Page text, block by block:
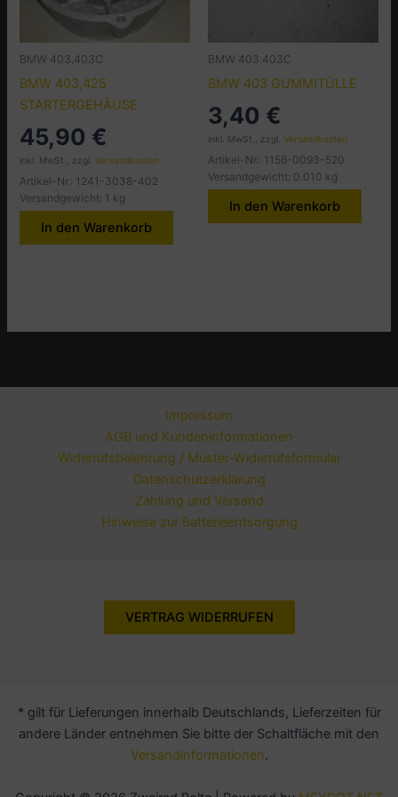
BMW 403.403C
BMW 403,425
STARTERGEHÄUSE
45,90 €
inkl. MwSt., zzgl.Versandkosten
Artikel-Nr.: 1241-3038-402
Versandgewicht: 1 kg
In den Warenkorb
BMW 403.403C
BMW 403 GUMMITÜLLE
3,40 €
inkl. MwSt., zzgl. Versandkosten
Artikel-Nr.: 1156-0093-520
Versandgewicht: 0.010 kg
In den Warenkorb
Impressum
AGB und Kundeninformationen
Widerrufsbelehrung / Muster-Widerrufsformular
Datenschutzerklärung
Zahlung und Versand
Hinweise zur Batterieentsorgung
VERTRAG WIDERRUFEN
* gilt für Lieferungen innerhalb Deutschlands, Lieferzeiten für
andere Länder entnehmen Sie bitte der Schaltfläche mit den
Versandinformationen.